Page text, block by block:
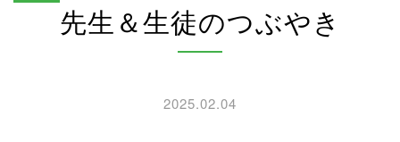
先生＆生徒のつぶやき
2025.02.04